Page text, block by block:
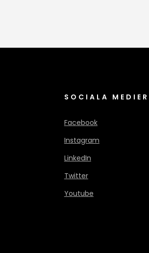
SOCIALA MEDIER
Facebook
Instagram
LinkedIn
Twitter
Youtube